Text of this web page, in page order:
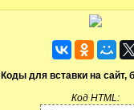
Коды для вставки на сайт,
Код HTML: